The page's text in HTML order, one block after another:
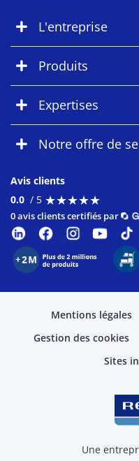
L'entreprise
Produits
Expertises
Notre offre de
Avis clients
0.0 / 5 ★★★★★
★★★★★
0 avis clients certifiés par
Mentions légales
Gestion des cookies
Sites
Une